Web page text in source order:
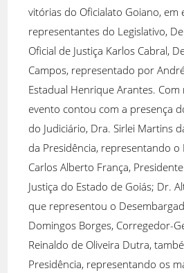
vitórias do Oficialato Goiano, em
representantes do Legislativo,
Oficial de Justiça Karlos Cabral,
Campos, representado por
Estadual Henrique Arantes. Com
evento contou com a presença
do Judiciário, Dra. Sirlei Martins
da Presidência, representando
Carlos Alberto França,
Justiça do Estado de Goiás; Dr.
que representou o
Domingos Borges, Corregedor-
Reinaldo de Oliveira Dutra,
Presidência, representando os